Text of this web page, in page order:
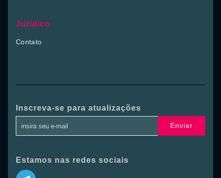
Jurídico
Contato
Inscreva-se para atualizações
Enviar
Estamos nas redes sociais